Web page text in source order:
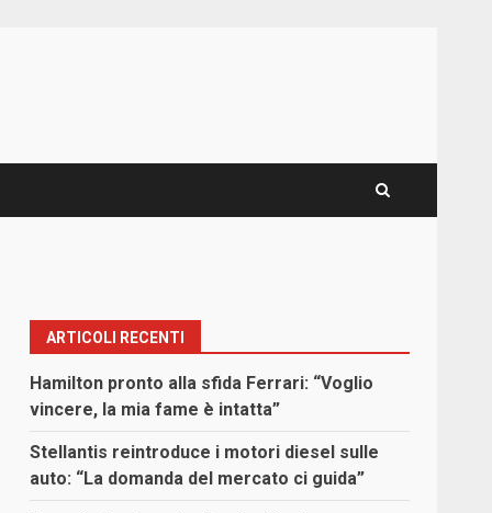
ARTICOLI RECENTI
Hamilton pronto alla sfida Ferrari: “Voglio
vincere, la mia fame è intatta”
Stellantis reintroduce i motori diesel sulle
auto: “La domanda del mercato ci guida”